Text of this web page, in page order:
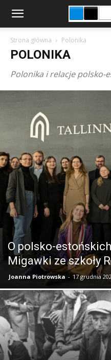
Strona główna Polonika
POLONIKA
Polonika i relacje polsko-
O polsko-
Migawki ze szkoły
Joanna Piotrowska - 17 grudnia